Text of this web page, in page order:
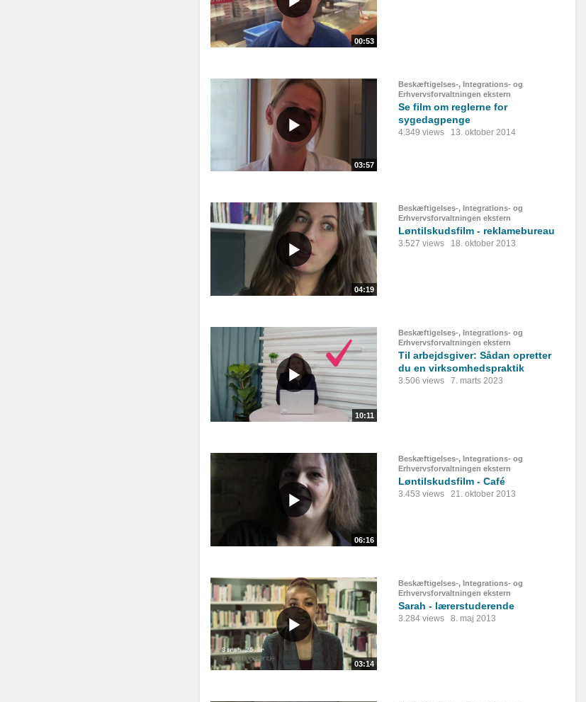
00:53
03:57
Beskæftigelses-, Integrations- og
Erhvervsforvaltningen ekstern
Se film om reglerne for
sygedagpenge
4.349 views 13. oktober 2014
04:19
Beskæftigelses-, Integrations- og
Erhvervsforvaltningen ekstern
Løntilskudsfilm - reklamebureau
3.527 views 18. oktober 2013
10:11
Beskæftigelses-, Integrations- og
Erhvervsforvaltningen ekstern
Til arbejdsgiver: Sådan opretter
du en virksomhedspraktik
3.506 views 7. marts 2023
06:16
Beskæftigelses-, Integrations- og
Erhvervsforvaltningen ekstern
Løntilskudsfilm - Café
3.453 views 21. oktober 2013
03:14
Beskæftigelses-, Integrations- og
Erhvervsforvaltningen ekstern
Sarah - lærerstuderende
3.284 views 8. maj 2013